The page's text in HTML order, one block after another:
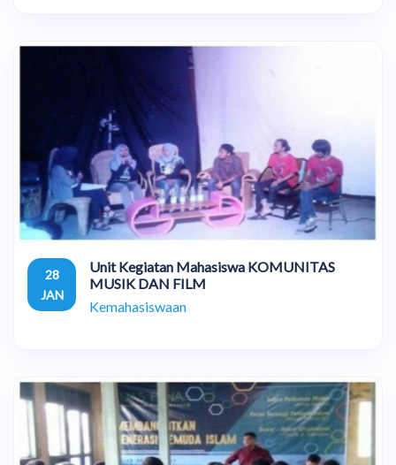
28
JAN
Unit Kegiatan Mahasiswa KOMUNITAS
MUSIK DAN FILM
Kemahasiswaan